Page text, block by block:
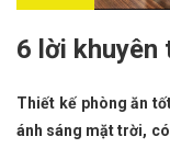
6 lời
Thiết kế phòng ăn
ánh sáng mặt trời,